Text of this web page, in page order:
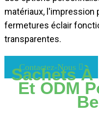
matériaux, l'impression
fermetures éclair
transparentes.
Contactez-Nous
Sachets
Et ODM